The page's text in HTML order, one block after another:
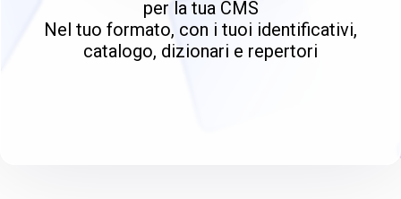
per la tua CMS
Nel tuo formato, con i tuoi identificativi,
catalogo, dizionari e repertori